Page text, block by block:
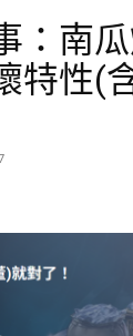
：南瓜
特性(